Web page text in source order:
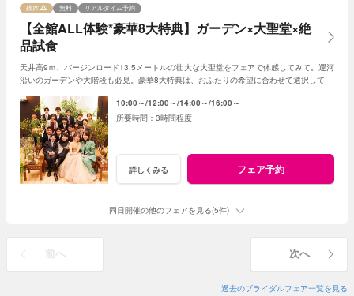
【全館ALL体験*豪華8大特典】ガーデン×大聖堂×絶
品試食
残席 無料 リアルタイム予約
天井高9ｍ、バージンロード13,5メートルの壮大な大聖堂をフェアで体感してみて。運河
沿いのガーデンや大階段も必見。豪華8大特典は、おふたりの希望に合わせて選択して。
10:00～ 12:00～ 14:00～ 16:00～
3時間程度
詳しくみる フェア予約
同日開催の他のフェアを見る(5件)
前へ 次へ
過去のブライダルフェア一覧を見る